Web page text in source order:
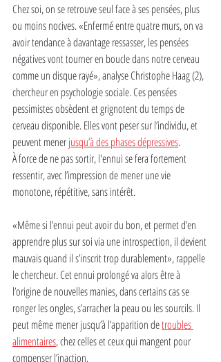
Chez soi, on se retrouve seul face à ses pensées, plus
ou moins nocives. «Enfermé entre quatre murs, on va
avoir tendance à davantage ressasser, les pensées
négatives vont tourner en boucle dans notre cerveau
comme un disque rayé», analyse Christophe Haag (2),
chercheur en psychologie sociale. Ces pensées
pessimistes obsèdent et grignotent du temps de
cerveau disponible. Elles vont peser sur l’individu, et
peuvent mener jusqu’à des phases dépressives.
À force de ne pas sortir, l'ennui se fera fortement
ressentir, avec l’impression de mener une vie
monotone, répétitive, sans intérêt.
«Même si l’ennui peut avoir du bon, et permet d’en
apprendre plus sur soi via une introspection, il devient
mauvais quand il s’inscrit trop durablement», rappelle
le chercheur. Cet ennui prolongé va alors être à
l’origine de nouvelles manies, dans certains cas se
ronger les ongles, s’arracher la peau ou les sourcils. Il
peut même mener jusqu’à l’apparition de troubles
alimentaires, chez celles et ceux qui mangent pour
compenser l’inaction.